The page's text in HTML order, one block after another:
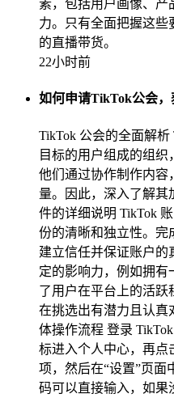
素，包括用户画像、产
力。只有全面把握这些
的直播带货。
22小时前
如何申请TikTok公会
TikTok 公会的全面解
目标的用户组成的组织
他们通过协作制作内容
量。因此，深入了解其
件的详细说明 TikTok
份的清晰和独立性。完
建立信任并保证账户的
定的影响力，例如拥有
了用户在平台上的活跃
在挑选出有潜力且认真
体操作流程 登录
标进入个人中心，再点
项，然后在“设置”页面
码可以直接输入，如果